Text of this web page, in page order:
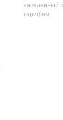
населенный
тарифам!